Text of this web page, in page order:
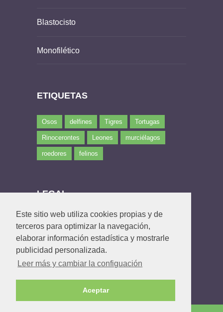
Este sitio web utiliza cookies propias y de
terceros para optimizar la navegación,
elaborar información estadística y mostrarle
publicidad personalizada.
Leer más y cambiar la configuación
Aceptar
Blastocisto
Monofilético
ETIQUETAS
Osos delfines Tigres Tortugas
Rinocerontes Leones murciélagos
roedores felinos
LEGAL
Política de privacidad
Política de Cookies
Contacto